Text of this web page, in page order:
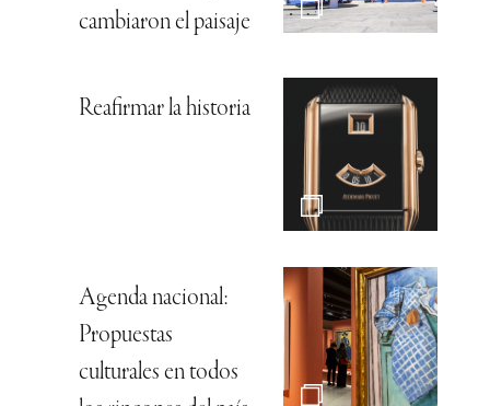
cambiaron el paisaje
Reafirmar la historia
Agenda nacional:
Propuestas
culturales en todos